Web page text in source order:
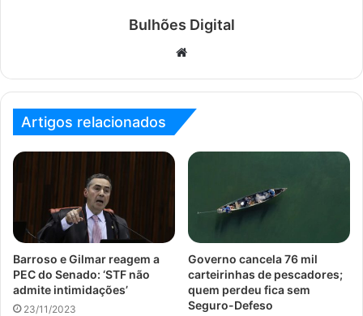
Bulhões Digital
Website
Artigos relacionados
Barroso e Gilmar reagem a
PEC do Senado: ‘STF não
admite intimidações’
23/11/2023
Governo cancela 76 mil
carteirinhas de pescadores;
quem perdeu fica sem
Seguro-Defeso